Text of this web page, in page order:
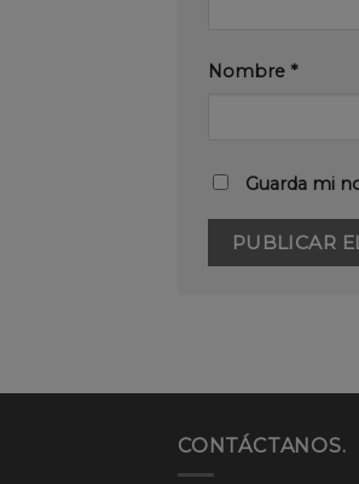
Nombre *
Guarda mi
CONTÁCTANOS.